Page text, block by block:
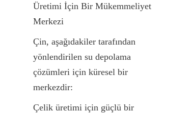
Üretimi İçin Bir Mükemmeliyet
Merkezi
Çin, aşağıdakiler tarafından
yönlendirilen su depolama
çözümleri için küresel bir
merkezdir:
Çelik üretimi için güçlü bir